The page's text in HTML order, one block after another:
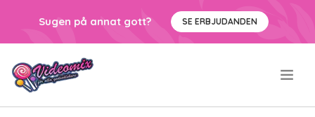
Sugen på annat gott? SE ERBJUDANDEN